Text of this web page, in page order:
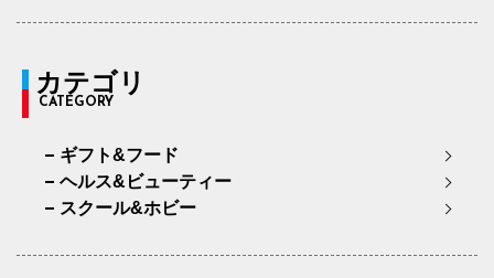
カテゴリ
CATEGORY
ギフト&フード
ヘルス&ビューティー
スクール&ホビー